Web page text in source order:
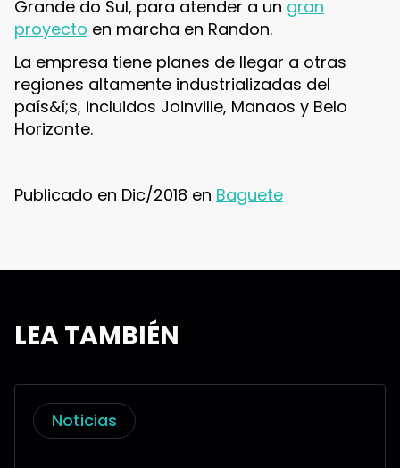
Grande do Sul, para atender a un gran
proyecto en marcha en Randon.
La empresa tiene planes de llegar a otras
regiones altamente industrializadas del
país&í;s, incluidos Joinville, Manaos y Belo
Horizonte.
Publicado en Dic/2018 en Baguete
LEA TAMBIÉN
Noticias